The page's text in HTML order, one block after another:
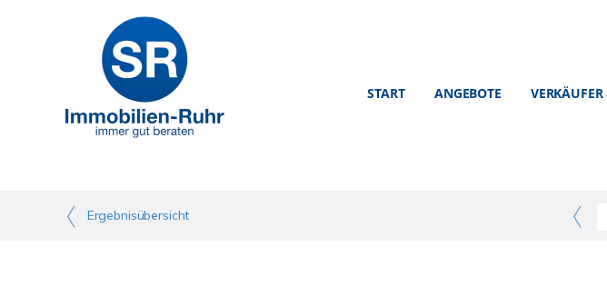
START ANGEBOTE
Ergebnisübersicht